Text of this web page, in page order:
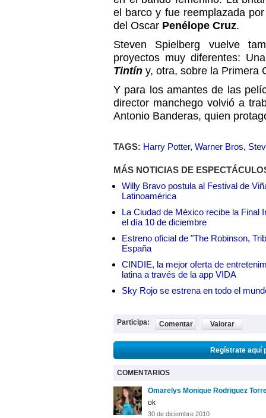
el barco y fue reemplazada
del Oscar Penélope Cruz.
Steven Spielberg vuelve
proyectos muy diferentes:
Tintín y, otra, sobre la Primera
Y para los amantes de las
director manchego volvió a
Antonio Banderas, quien
TAGS: Harry Potter, Warner Bros,
MÁS NOTICIAS DE
Willy Bravo postula al Festival de
Latinoamérica
La Ciudad de México recibe la Final
el día 10 de diciembre
Estreno oficial de "The Robinson,
España
CINDIE, la mejor oferta de
latina a través de la app VIDA
Sky Rojo se estrena en todo el
Participa: Comentar Valorar
Regístrate aquí
COMENTARIOS
Omarelys Monique Rodriguez
ok
30 de diciembre 2010